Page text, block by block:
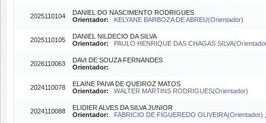
2025110104
DANIEL DO NASCIMENTO RODRIGUES
Orientador:
KELYANE BARBOZA DE ABREU(Orientador)
2025110105
DANIEL NILDECIO DA SILVA
Orientador:
PAULO HENRIQUE DAS CHAGAS
2026110063
DAVI DE SOUZA FERNANDES
Orientador:
2024110078
ELAINE PAIVA DE QUEIROZ MATOS
Orientador:
WALTER MARTINS RODRIGUES(Orientador)
2024110088
ELIDIER ALVES DA SILVA JUNIOR
Orientador:
FABRICIO DE FIGUEREDO OLIVEIRA(Orientador)